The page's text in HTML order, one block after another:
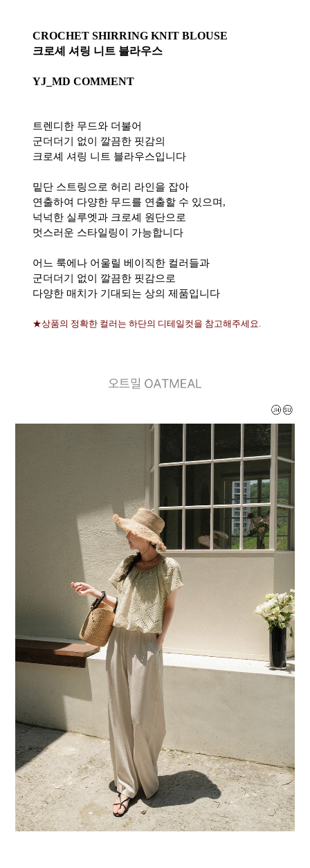
CROCHET SHIRRING KNIT BLOUSE
크로셰 셔링 니트 블라우스
YJ_MD COMMENT
트렌디한 무드와 더불어
군더더기 없이 깔끔한 핏감의
크로셰 셔링 니트 블라우스입니다
밑단 스트링으로 허리 라인을 잡아
연출하여 다양한 무드를 연출할 수 있으며,
넉넉한 실루엣과 크로셰 원단으로
멋스러운 스타일링이 가능합니다
어느 룩에나 어울릴 베이직한 컬러들과
군더더기 없이 깔끔한 핏감으로
다양한 매치가 기대되는 상의 제품입니다
★상품의 정확한 컬러는 하단의 디테일컷을 참고해주세요.